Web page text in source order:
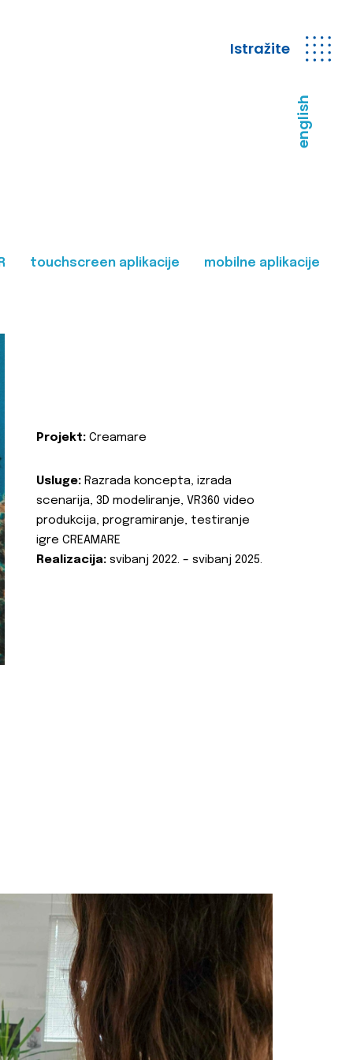
Istražite
english
touchscreen aplikacije mobilne aplikacije
Projekt: Creamare
Usluge: Razrada koncepta, izrada
scenarija, 3D modeliranje, VR360 video
produkcija, programiranje, testiranje
igre CREAMARE
Realizacija: svibanj 2022. – svibanj 2025.